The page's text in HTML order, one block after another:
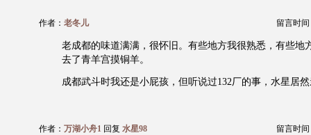
作者： 老冬儿 留言时间
老成都的味道满满，很怀旧。有些地方我很熟悉，有些地
去了青羊宫摸铜羊。
成都武斗时我还是小屁孩，但听说过132厂的事，水星居
作者： 万湖小舟1 回复 水星98 留言时间